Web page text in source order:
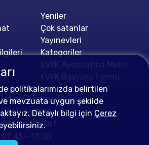
Yeniler
Çok satanlar
Yayınevleri
Kategoriler
Hizmetleri
4813112
0478387
07:45 - 17:00
politikalarımızda belirtilen
ve mevzuata uygun şekilde
Detaylı bilgi için Çerez